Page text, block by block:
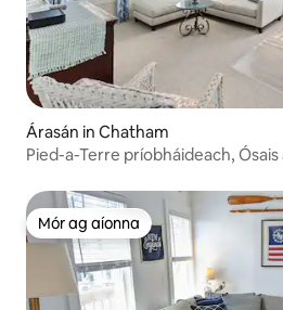
Árasán in Chatham
Pied-a-Terre príobháideach,
Mór ag aíonna
Mór ag aíonna